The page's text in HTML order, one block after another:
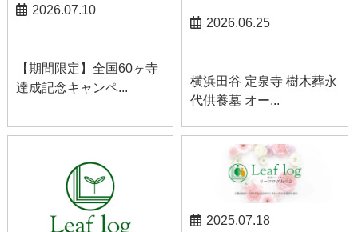
2026.07.10
【期間限定】全国60ヶ寺
達成記念キャンペ...
2026.06.25
横浜田谷 定泉寺 樹木葬永
代供養墓 オー...
2025.07.18